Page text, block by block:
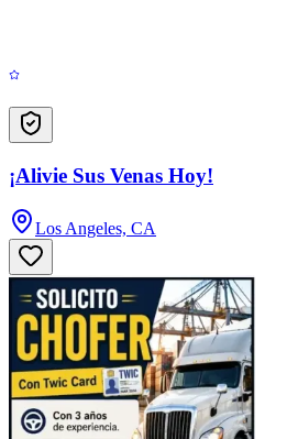
¡Alivie Sus Venas Hoy!
Los Angeles, CA